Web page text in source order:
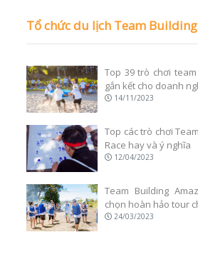
Tổ chức du lịch Team Building
Top 39 trò chơi
gắn kết cho doanh
14/11/2023
Top các trò chơi
Race hay và ý nghĩa
12/04/2023
Team Building
chọn hoàn hảo tour
24/03/2023